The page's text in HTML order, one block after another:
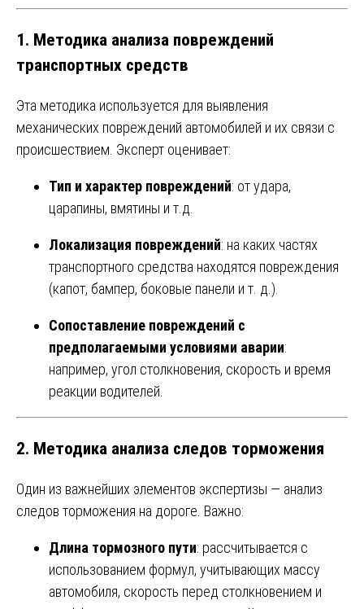
1. Методика анализа повреждений
транспортных средств
Эта методика используется для выявления
механических повреждений автомобилей и их связи с
происшествием. Эксперт оценивает:
Тип и характер повреждений: от удара,
царапины, вмятины и т.д.
Локализация повреждений: на каких частях
транспортного средства находятся повреждения
(капот, бампер, боковые панели и т. д.).
Сопоставление повреждений с
предполагаемыми условиями аварии:
например, угол столкновения, скорость и время
реакции водителей.
2. Методика анализа следов торможения
Один из важнейших элементов экспертизы — анализ
следов торможения на дороге. Важно:
Длина тормозного пути: рассчитывается с
использованием формул, учитывающих массу
автомобиля, скорость перед столкновением и